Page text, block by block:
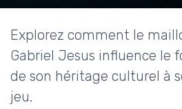
Explorez comment le
Gabriel Jesus influence le
de son héritage culturel à
jeu.